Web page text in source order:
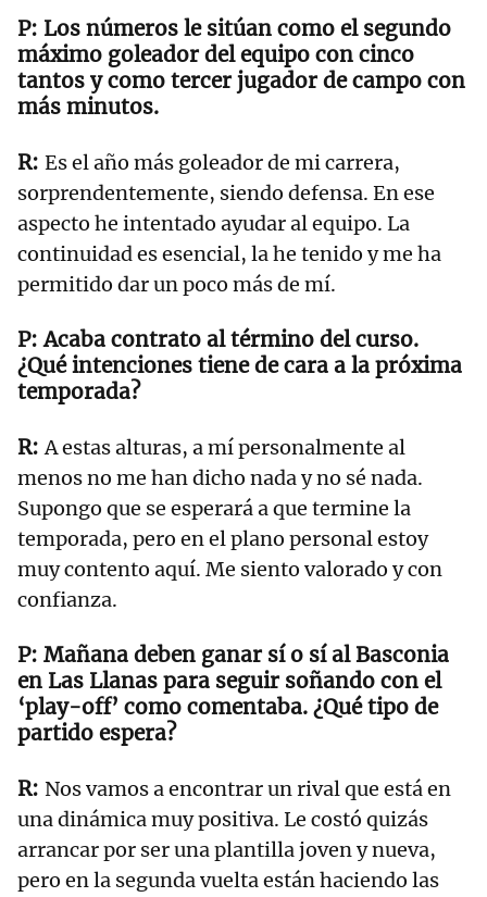
Los números le sitúan como el segundo
máximo goleador del equipo con cinco
tantos y como tercer jugador de campo con
más minutos.
Es el año más goleador de mi carrera,
sorprendentemente, siendo defensa. En ese
aspecto he intentado ayudar al equipo. La
continuidad es esencial, la he tenido y me ha
permitido dar un poco más de mí.
Acaba contrato al término del curso.
¿Qué intenciones tiene de cara a la próxima
temporada?
A estas alturas, a mí personalmente al
menos no me han dicho nada y no sé nada.
Supongo que se esperará a que termine la
temporada, pero en el plano personal estoy
muy contento aquí. Me siento valorado y con
confianza.
Mañana deben ganar sí o sí al Basconia
en Las Llanas para seguir soñando con el
‘play-off’ como comentaba. ¿Qué tipo de
partido espera?
Nos vamos a encontrar un rival que está en
una dinámica muy positiva. Le costó quizás
arrancar por ser una plantilla joven y nueva,
pero en la segunda vuelta están haciendo las